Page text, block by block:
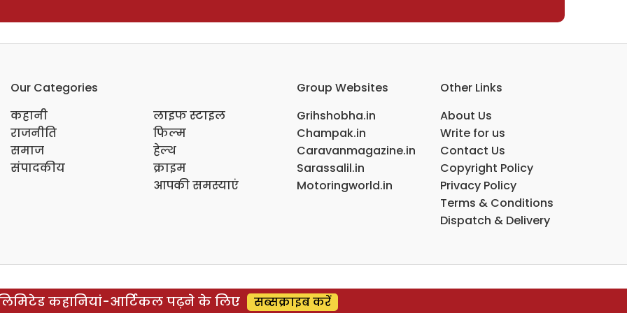
Our Categories
कहानी
राजनीति
समाज
संपादकीय
लाइफ स्टाइल
फिल्म
हेल्थ
क्राइम
आपकी समस्याएं
Group Websites
Grihshobha.in
Champak.in
Caravanmagazine.in
Sarassalil.in
Motoringworld.in
Other Links
About Us
Write for us
Contact Us
Copyright Policy
Privacy Policy
Terms & Conditions
Dispatch & Delivery
कहानियां-आर्टिकल पढ़ने के लिए सब्सक्राइब करें